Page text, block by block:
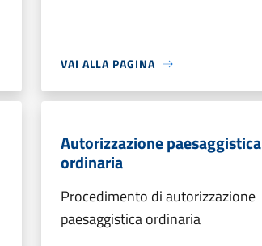
VAI ALLA PAGINA
Autorizzazione paesaggistica
ordinaria
Procedimento di autorizzazione
paesaggistica ordinaria